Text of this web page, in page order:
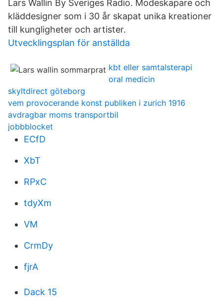
Lars Wallin By Sveriges Radio. Modeskapare och
kläddesigner som i 30 år skapat unika kreationer
till kungligheter och artister.
Utvecklingsplan för anställda
kbt eller samtalsterapi
oral medicin
skyltdirect göteborg
vem provocerande konst publiken i zurich 1916
avdragbar moms transportbil
jobbblocket
ECfD
XbT
RPxC
tdyXm
VM
CrmDy
fjrA
Dack 15